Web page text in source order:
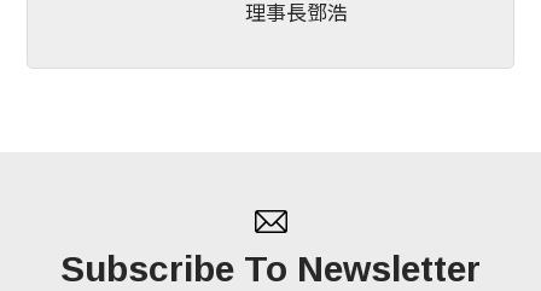
理事長鄧浩
Subscribe To Newsletter